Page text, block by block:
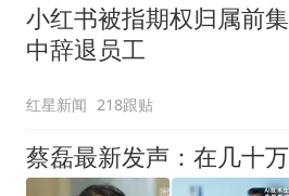
小红书被指期权归属前集
中辞退员工
红星新闻 218跟贴